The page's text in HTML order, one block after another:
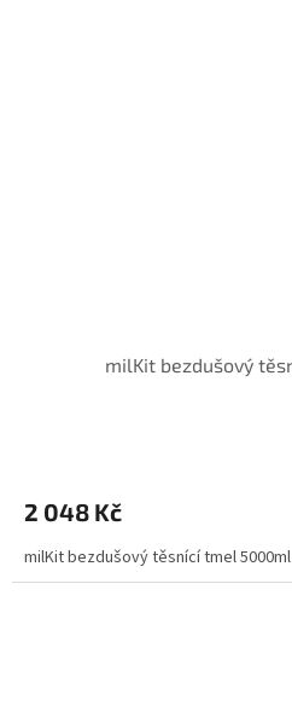
milKit bezdušový
2 048 Kč
milKit bezdušový těsnící tmel 5000ml